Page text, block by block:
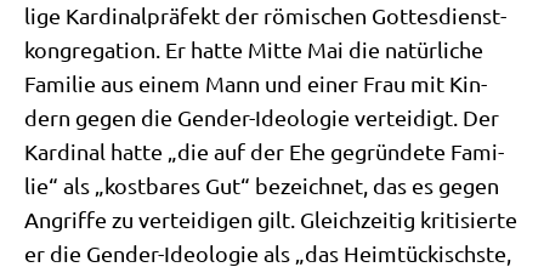
li­ge Kar­di­nal­prä­fekt der römi­schen Got­tes­dienst­
kon­gre­ga­ti­on. Er hat­te Mit­te Mai die natür­li­che
Fami­lie aus einem Mann und einer Frau mit Kin­
dern gegen die Gen­der-Ideo­lo­gie ver­tei­digt. Der
Kar­di­nal hat­te „die auf der Ehe gegrün­de­te Fami­
lie“ als „kost­ba­res Gut“ bezeich­net, das es gegen
Angrif­fe zu ver­tei­di­gen gilt. Gleich­zei­tig kri­ti­sier­te
er die Gen­der-Ideo­lo­gie als „das Heim­tückisch­ste,